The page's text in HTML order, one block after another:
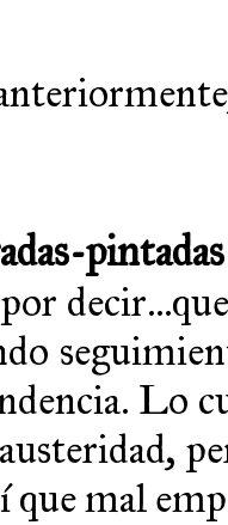
pintadas
Lo
que mal